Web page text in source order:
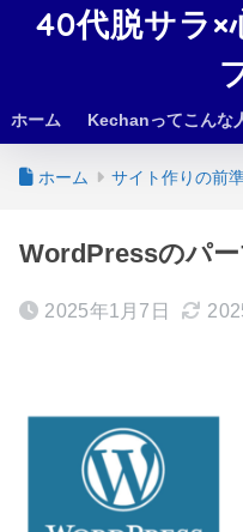
40代脱サラ×
ホーム Kechanってこんな
ホーム サイト作りの前
WordPressのパ
2025年1月7日